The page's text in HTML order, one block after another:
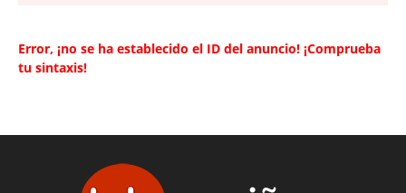
Error, ¡no se ha establecido el ID del anuncio! ¡Comprueba
tu sintaxis!